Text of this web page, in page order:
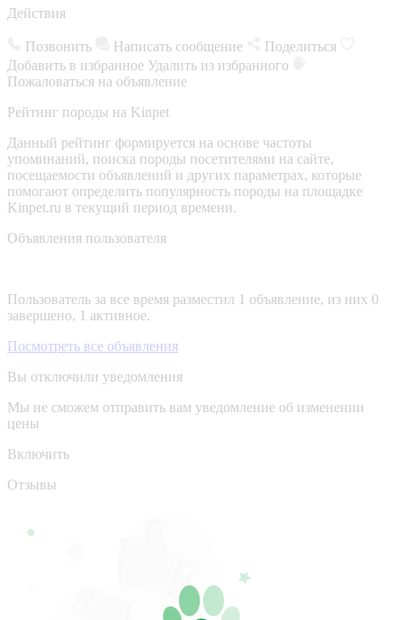
Действия
Позвонить Написать сообщение
Поделиться
Добавить в избранное Удалить из избранного
Пожаловаться на объявление
Рейтинг породы на Kinpet
Данный рейтинг формируется на основе частоты
упоминаний, поиска породы посетителями на сайте,
посещаемости объявлений и других параметрах, которые
помогают определить популярность породы на площадке
Kinpet.ru в текущий период времени.
Объявления пользователя
Пользователь за все время разместил 1 объявление, из них 0
завершено, 1 активное.
Посмотреть все объявления
Вы отключили уведомления
Мы не сможем отправить вам уведомление об изменении
цены
Включить
Отзывы